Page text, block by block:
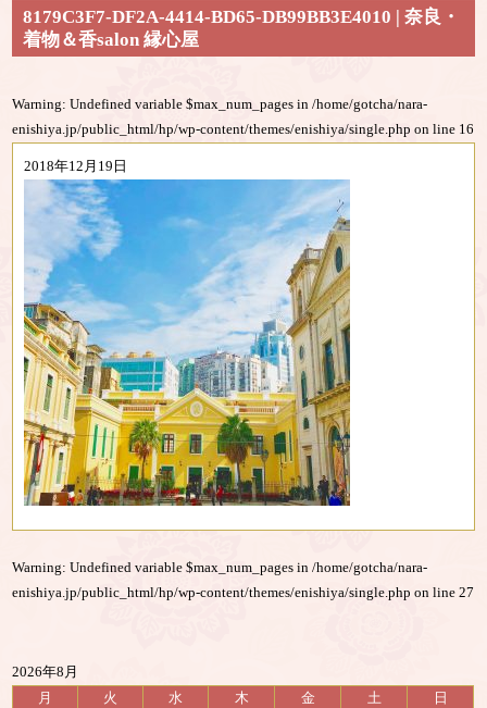
8179C3F7-DF2A-4414-BD65-DB99BB3E4010 | 奈良・
着物＆香salon 縁心屋
Warning: Undefined variable $max_num_pages in/home/gotcha/nara-
enishiya.jp/public_html/hp/wp-content/themes/enishiya/single.php on line 16
2018年12月19日
Warning: Undefined variable $max_num_pages in/home/gotcha/nara-
enishiya.jp/public_html/hp/wp-content/themes/enishiya/single.php on line27
2026年8月
月
火 水 木 金 土
日